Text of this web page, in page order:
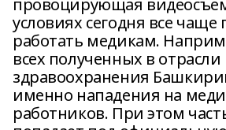
провоцирующая
условиях сегодня все чаще
работать медикам.
всех полученных в отрасли
здравоохранения
именно нападения на
работников. При этом